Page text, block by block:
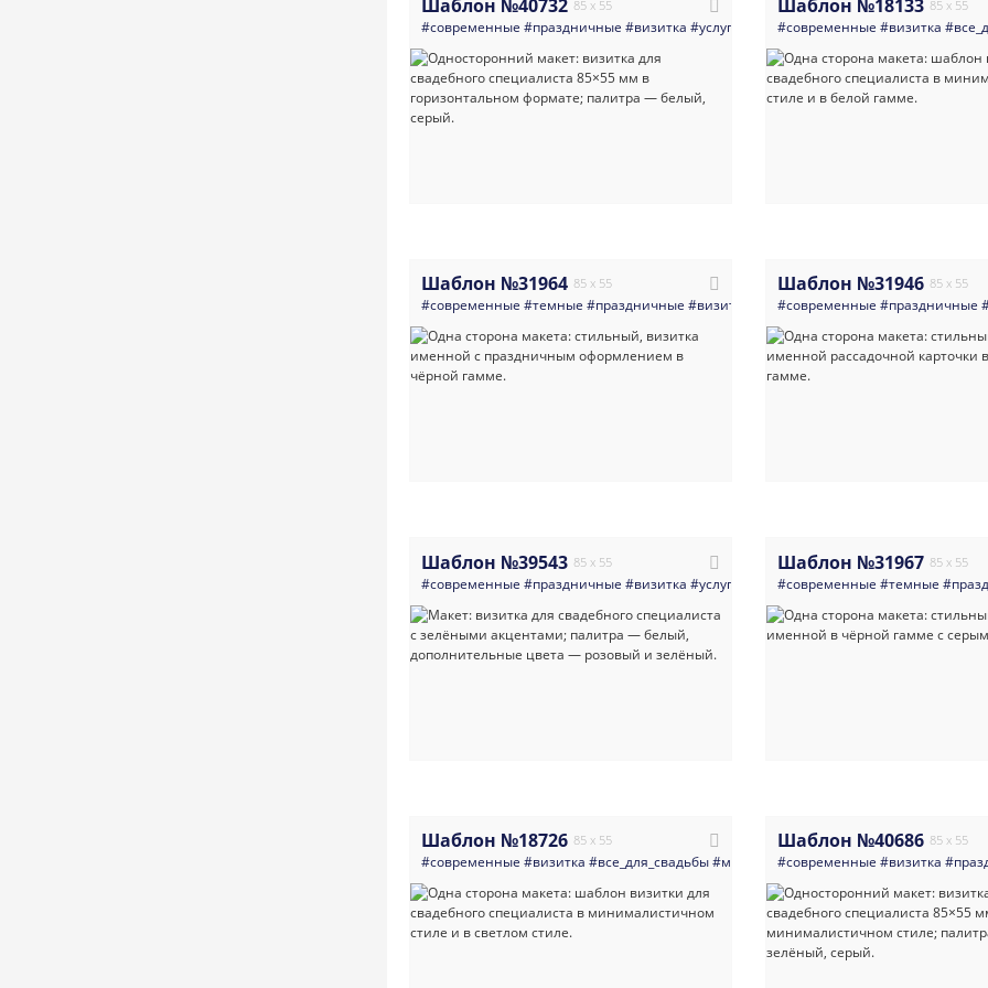
Шаблон №40732 85 x 55
#современные #праздничные #визитка #услуги_для_бизнеса #все_для_свадьбы
Шаблон №18133 85 x 55
#современные #визитка
Шаблон №31964 85 x 55
#современные #темные #праздничные #визитка #банки_кредитные_организации
Шаблон №31946 85 x 55
#современные #праздничные
Шаблон №39543 85 x 55
#современные #праздничные #визитка #услуги_для_бизнеса #все_для_свадьбы
Шаблон №31967 85 x 55
#современные #темные
Шаблон №18726 85 x 55
#современные #визитка #все_для_свадьбы#минимализм#свадьба #светлые
Шаблон №40686 85 x 55
#современные #визитка